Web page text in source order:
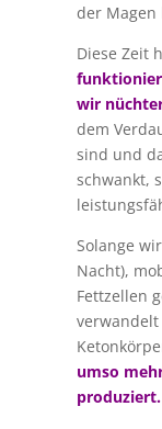
der
Diese Zeit
wir
dem
sind und
schwankt,
Solange
Nacht),
Fettzellen
umso
produziert.